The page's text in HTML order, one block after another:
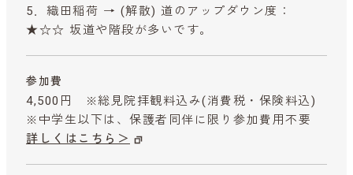
5．織田稲荷 → (解散) 道のアップダウン度：
★☆☆ 坂道や階段が多いです。
参加費
4,500円 ※総見院拝観料込み(消費税・保険料込)
※中学生以下は、保護者同伴に限り参加費用不要
詳しくはこちら＞